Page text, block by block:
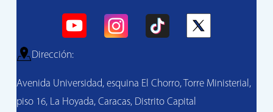
Dirección:
Avenida Universidad, esquina El Chorro, Torre Ministerial,
piso 16, La Hoyada, Caracas, Distrito Capital